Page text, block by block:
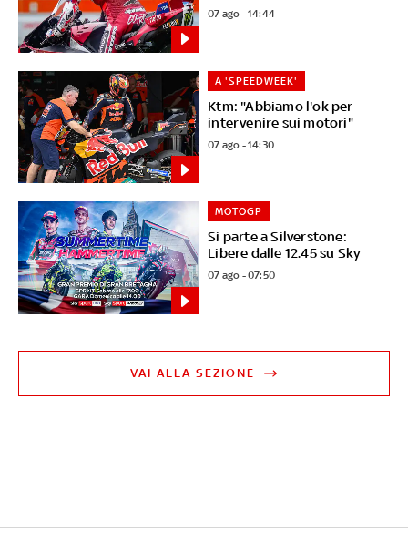
07 ago - 14:44
Ktm: "Abbiamo l'ok per
intervenire sui motori"
A 'SPEEDWEEK'
07 ago - 14:30
Si parte a Silverstone:
Libere dalle 12.45 su Sky
MOTOGP
07 ago - 07:50
VAI ALLA SEZIONE